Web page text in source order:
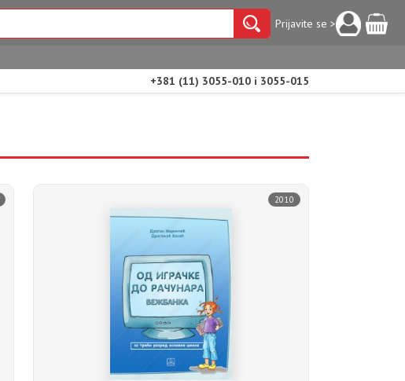
Prijavite se >
+381 (11) 3055-010 i 3055-015
2010